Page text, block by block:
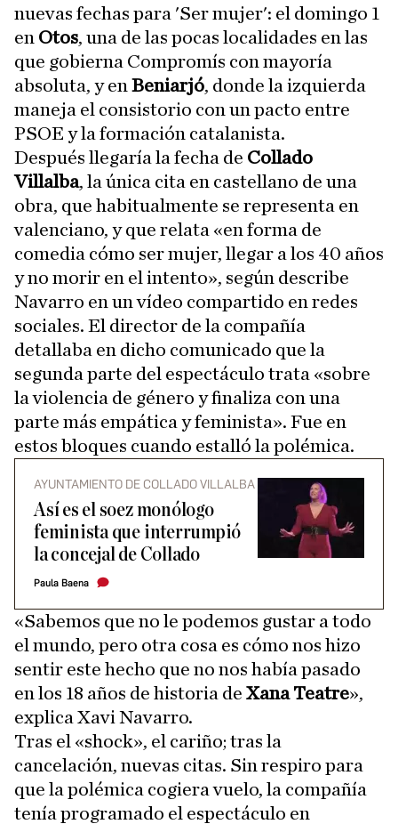
nuevas fechas para 'Ser mujer': el domingo 1
en Otos, una de las pocas localidades en las
que gobierna Compromís con mayoría
absoluta, y en Beniarjó, donde la izquierda
maneja el consistorio con un pacto entre
PSOE y la formación catalanista.
Después llegaría la fecha de Collado
Villalba, la única cita en castellano de una
obra, que habitualmente se representa en
valenciano, y que relata «en forma de
comedia cómo ser mujer, llegar a los 40 años
y no morir en el intento», según describe
Navarro en un vídeo compartido en redes
sociales. El director de la compañía
detallaba en dicho comunicado que la
segunda parte del espectáculo trata «sobre
la violencia de género y finaliza con una
parte más empática y feminista». Fue en
estos bloques cuando estalló la polémica.
AYUNTAMIENTO DE COLLADO VILLALBA
Así es el soez monólogo
feminista que interrumpió
la concejal de Collado
Paula Baena
«Sabemos que no le podemos gustar a todo
el mundo, pero otra cosa es cómo nos hizo
sentir este hecho que no nos había pasado
en los 18 años de historia de Xana Teatre»,
explica Xavi Navarro.
Tras el «shock», el cariño; tras la
cancelación, nuevas citas. Sin respiro para
que la polémica cogiera vuelo, la compañía
tenía programado el espectáculo en